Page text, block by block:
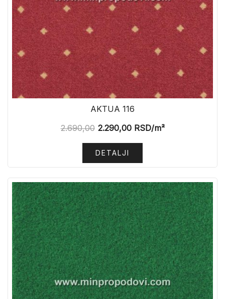
AKTUA 116
2.690,00 2.290,00RSD/m²
DETALJI